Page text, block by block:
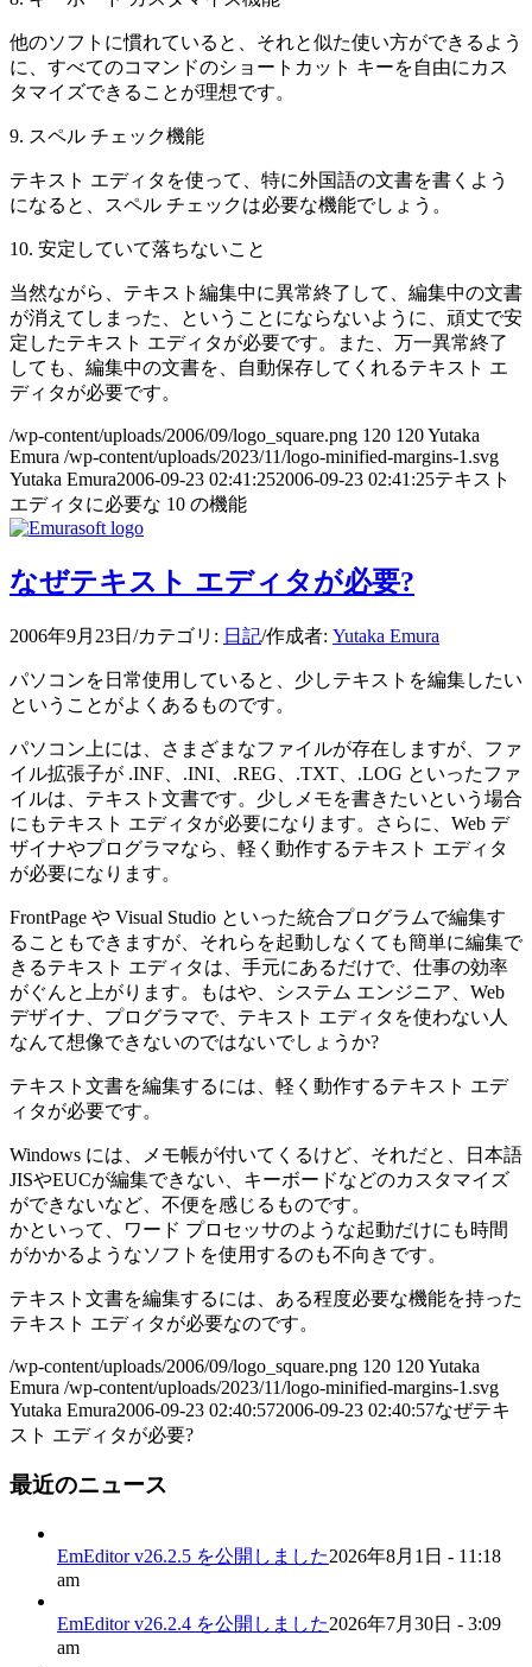
他のソフトに慣れていると、それと似た使い方ができるよう
に、すべてのコマンドのショートカット キーを自由にカス
タマイズできることが理想です。
9. スペル チェック機能
テキスト エディタを使って、特に外国語の文書を書くよう
になると、スペル チェックは必要な機能でしょう。
10. 安定していて落ちないこと
当然ながら、テキスト編集中に異常終了して、編集中の文書
が消えてしまった、ということにならないように、頑丈で安
定したテキスト エディタが必要です。また、万一異常終了
しても、編集中の文書を、自動保存してくれるテキスト エ
ディタが必要です。
/wp-content/uploads/2006/09/logo_square.png 120 120Yutaka
Emura /wp-content/uploads/2023/11/logo-minified-margins-1.svg
Yutaka Emura2006-09-23 02:41:252006-09-23 02:41:25テキスト
エディタに必要な 10 の機能
なぜテキスト エディタが必要?
2006年9月23日 /カテゴリ: 日記/作成者: Yutaka Emura
パソコンを日常使用していると、少しテキストを編集したい
ということがよくあるものです。
パソコン上には、さまざまなファイルが存在しますが、ファ
イル拡張子が .INF、.INI、.REG、.TXT、.LOG といったファ
イルは、テキスト文書です。少しメモを書きたいという場合
にもテキスト エディタが必要になります。さらに、Web デ
ザイナやプログラマなら、軽く動作するテキスト エディタ
が必要になります。
FrontPage や Visual Studio といった統合プログラムで編集す
ることもできますが、それらを起動しなくても簡単に編集で
きるテキスト エディタは、手元にあるだけで、仕事の効率
がぐんと上がります。もはや、システム エンジニア、Web
デザイナ、プログラマで、テキスト エディタを使わない人
なんて想像できないのではないでしょうか?
テキスト文書を編集するには、軽く動作するテキスト エデ
ィタが必要です。
Windows には、メモ帳が付いてくるけど、それだと、日本語
JISやEUCが編集できない、キーボードなどのカスタマイズ
ができないなど、不便を感じるものです。
かといって、ワード プロセッサのような起動だけにも時間
がかかるようなソフトを使用するのも不向きです。
テキスト文書を編集するには、ある程度必要な機能を持った
テキスト エディタが必要なのです。
/wp-content/uploads/2006/09/logo_square.png 120 120Yutaka
Emura /wp-content/uploads/2023/11/logo-minified-margins-1.svg
Yutaka Emura2006-09-23 02:40:572006-09-23 02:40:57なぜテキ
スト エディタが必要?
最近のニュース
EmEditor v26.2.5 を公開しました2026年8月1日 - 11:18
am
EmEditor v26.2.4 を公開しました2026年7月30日 - 3:09
am